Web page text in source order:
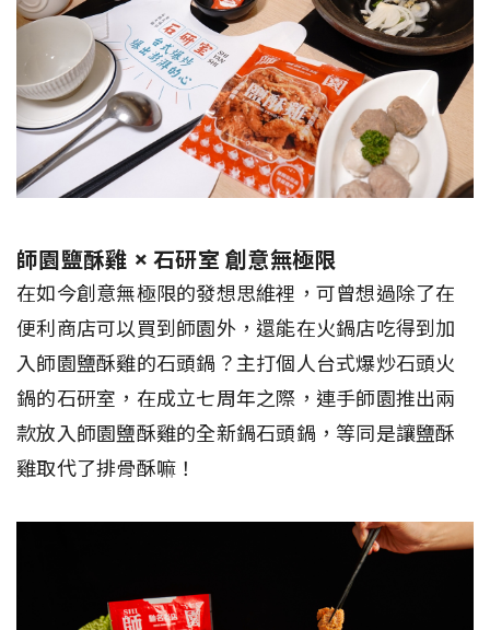
師園鹽酥雞 × 石研室 創意無極限
在如今創意無極限的發想思維裡，可曾想過除了在
便利商店可以買到師園外，還能在火鍋店吃得到加
入師園鹽酥雞的石頭鍋？主打個人台式爆炒石頭火
鍋的石研室，在成立七周年之際，連手師園推出兩
款放入師園鹽酥雞的全新鍋石頭鍋，等同是讓鹽酥
雞取代了排骨酥嘛！